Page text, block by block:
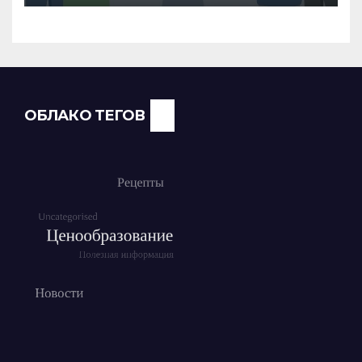
команды
ОБЛАКО ТЕГОВ